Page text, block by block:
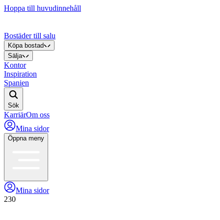
Hoppa till huvudinnehåll
Bostäder till salu
Köpa bostad
Sälja
Kontor
Inspiration
Spanien
Sök
KarriärOm oss
Mina sidor
Öppna meny
Mina sidor
230